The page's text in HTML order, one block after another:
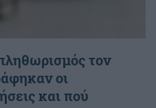
τον
οι
και πού